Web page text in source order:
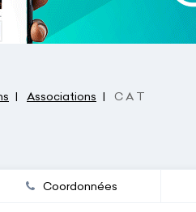
Associations C A T
Coordonnées